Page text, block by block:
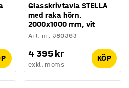
Glasskrivtavla STELLA
med raka hörn,
2000x1000 mm, vit
Art. nr: 380363
4 395 kr
exkl. moms
KÖP